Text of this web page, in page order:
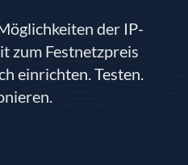
der IP-
zum Festnetzpreis
einrichten. Testen.